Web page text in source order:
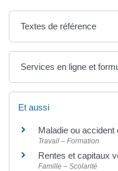
Textes de référence
Services en ligne et
Et aussi
Maladie ou
Travail – Formation
Rentes et capitaux
Famille – Scolarité